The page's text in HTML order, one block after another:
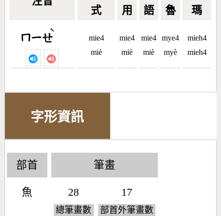
式 用 語 魯 瑪
ㄇㄧㄝ
ˋ
mie4
miè
mie4
miè
mie4
miè
mye4
myè
mieh4
mieh4
字形資訊
部首
魚
筆畫
28
總筆畫數
17
部首外筆畫數